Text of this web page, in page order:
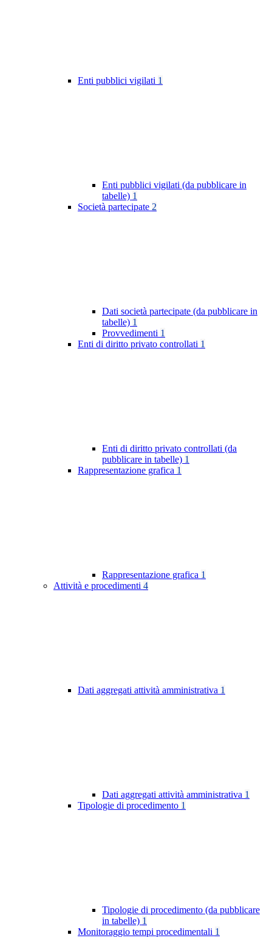
Enti pubblici vigilati 1
Enti pubblici vigilati (da pubblicare in
tabelle) 1
Società partecipate 2
Dati società partecipate (da pubblicare in
tabelle) 1
Provvedimenti 1
Enti di diritto privato controllati 1
Enti di diritto privato controllati (da
pubblicare in tabelle) 1
Rappresentazione grafica 1
Rappresentazione grafica 1
Attività e procedimenti 4
Dati aggregati attività amministrativa 1
Dati aggregati attività amministrativa 1
Tipologie di procedimento 1
Tipologie di procedimento (da pubblicare
in tabelle) 1
Monitoraggio tempi procedimentali 1